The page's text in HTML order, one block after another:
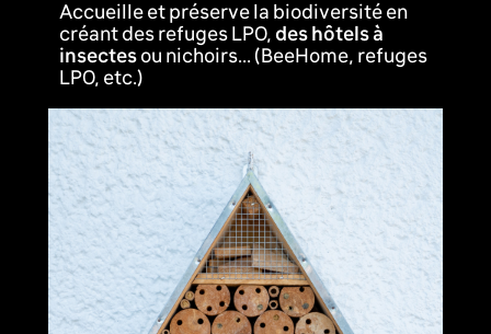
Accueille et préserve la biodiversité en
créant des refuges LPO, des hôtels à
insectes ou nichoirs... (BeeHome, refuges
LPO, etc.)